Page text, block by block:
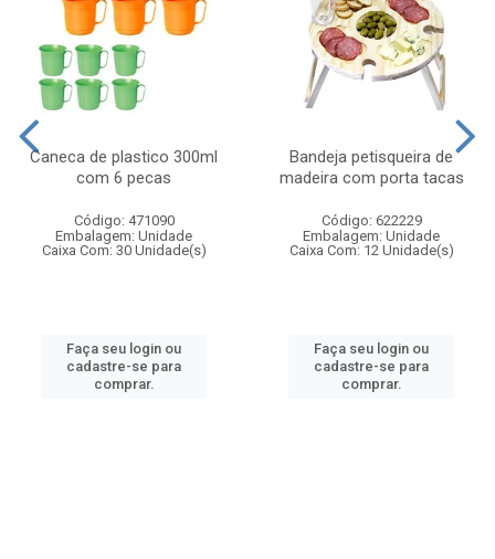
Caneca de plastico 300ml
com 6 pecas
Código: 471090
Embalagem: Unidade
Caixa Com: 30 Unidade(s)
Faça seu login ou
cadastre-se para
comprar.
Bandeja petisqueira de
madeira com porta tacas
Código: 622229
Embalagem: Unidade
Caixa Com: 12 Unidade(s)
Faça seu login ou
cadastre-se para
comprar.